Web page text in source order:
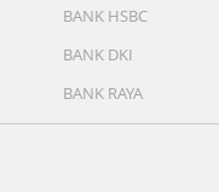
BANK HSBC
BANK DKI
BANK RAYA